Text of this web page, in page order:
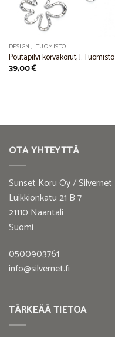
DESIGN J. TUOMISTO
Poutapilvi korvakorut, J. Tuomisto
39,00€
OTA YHTEYTTÄ
Sunset Koru Oy / Silvernet
Luikkionkatu 21 B 7
21110 Naantali
Suomi
0500903761
info@silvernet.fi
TÄRKEÄÄ TIETOA